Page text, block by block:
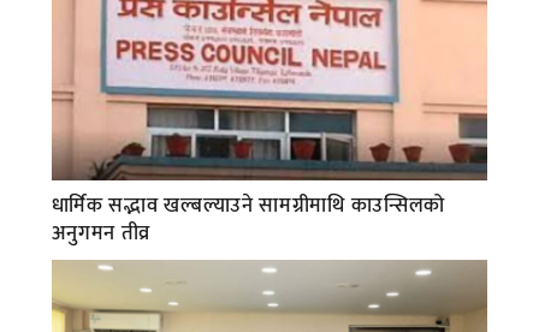
धार्मिक सद्भाव खल्बल्याउने सामग्रीमाथि काउन्सिलको
अनुगमन तीव्र